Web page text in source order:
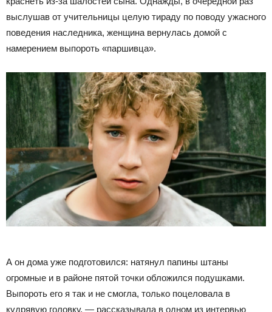
выслушав от учительницы целую тираду по поводу ужасного
поведения наследника, женщина вернулась домой с
намерением выпороть «паршивца».
А он дома уже подготовился: натянул папины штаны
огромные и в районе пятой точки обложился подушками.
Выпороть его я так и не смогла, только поцеловала в
кудрявую головку, — рассказывала в одном из интервью